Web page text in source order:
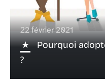
22 février 2021
Pourquoi
?